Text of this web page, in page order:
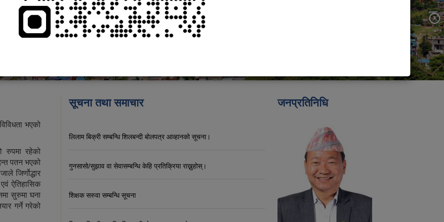
भएको
रुपमा रहेको
पतन भएको
जिर्णोद्धार
ऐतिहासिक
सुरुमा घना
गर्ने गरेको
सूचना तथा समाचार
लिलाम बिक्री सम्बन्धि शिलबन्दी बोलपत्र आव्हानको सूचना।
गुनसासो/सुझाव वा सेवासम्बन्धि केहि प्रतिक्रिया राख्नुहोस्।
शिक्षक सरुवा सम्बन्धि सूचना
जनप्रतिनिधि